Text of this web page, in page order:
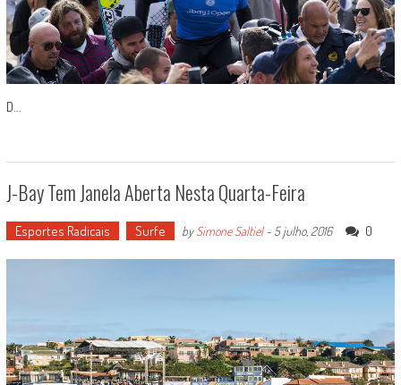
D...
J-Bay Tem Janela Aberta Nesta Quarta-Feira
Esportes Radicais Surfe bySimone Saltiel- 5 julho, 2016 0